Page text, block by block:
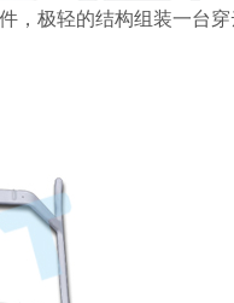
，极轻的结构组装一台